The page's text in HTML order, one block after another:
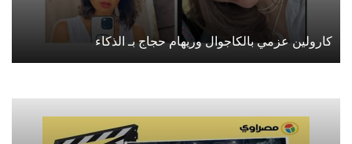
كارولين عزمي بالكاجوال وريهام حجاج بـ الذكاء